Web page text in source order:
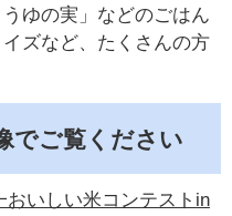
ゆの実」などのごはん
ズなど、たくさんの方
でご覧ください
いしい米コンテストin